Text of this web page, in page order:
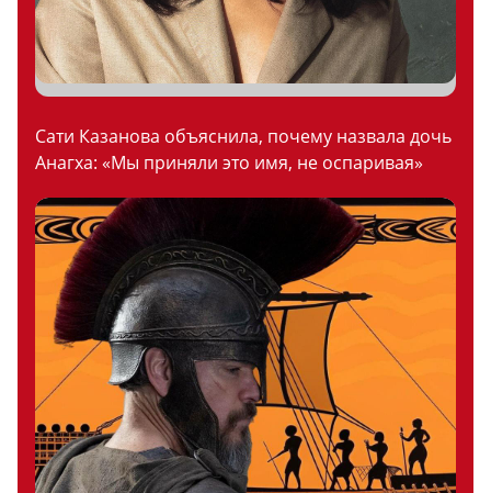
Сати Казанова объяснила, почему назвала дочь
Анагха: «Мы приняли это имя, не оспаривая»